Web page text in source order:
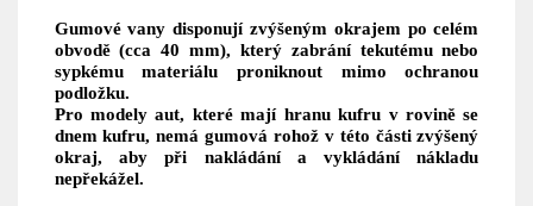
Gumové vany disponují zvýšeným okrajem po celém
obvodě (cca 40 mm), který zabrání tekutému nebo
sypkému materiálu proniknout mimo ochranou
podložku.
Pro modely aut, které mají hranu kufru v rovině se
dnem kufru, nemá gumová rohož v této části zvýšený
okraj, aby při nakládání a vykládání nákladu
nepřekážel.